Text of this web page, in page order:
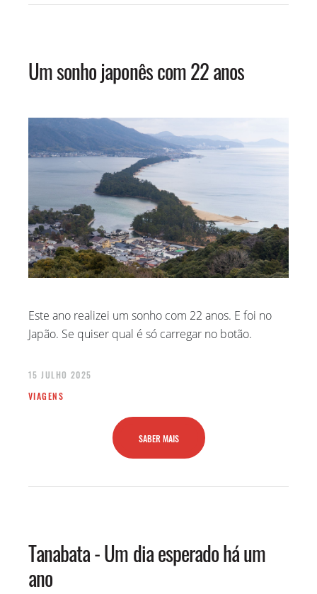
Um sonho japonês com 22 anos
Este ano realizei um sonho com 22 anos. E foi no
Japão. Se quiser qual é só carregar no botão.
15 JULHO 2025
VIAGENS
SABER MAIS
Tanabata - Um dia esperado há um
ano